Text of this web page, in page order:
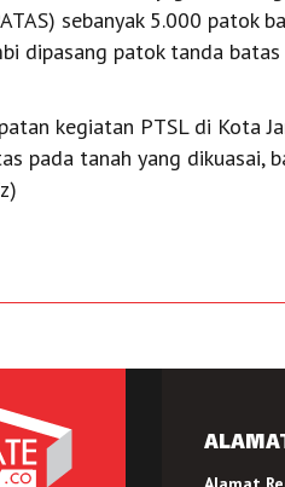
sebanyak 5.000 patok
dipasang patok tanda
kegiatan PTSL di Kota
pada tanah yang dikuasai,